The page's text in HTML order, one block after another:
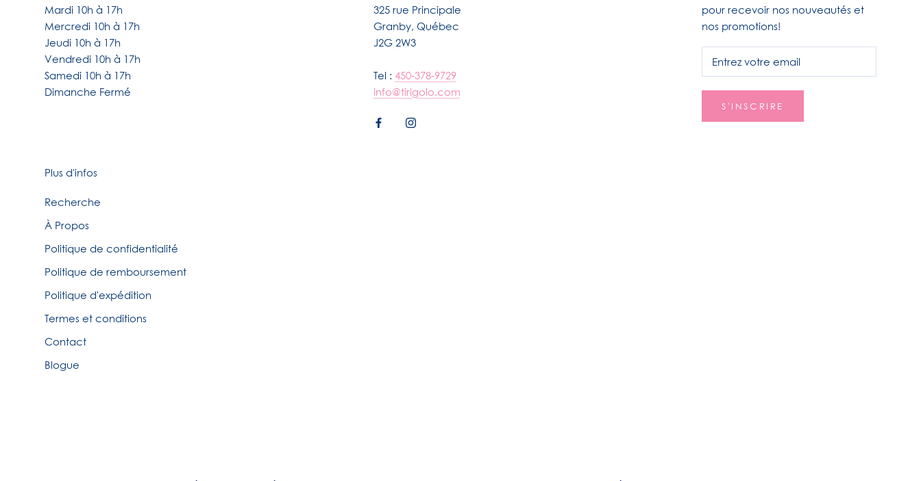
Mardi 10h à 17h
Mercredi 10h à 17h
Jeudi 10h à 17h
Vendredi 10h à 17h
Samedi 10h à 17h
Dimanche Fermé
325 rue Principale
Granby, Québec
J2G 2W3
Tel : 450-378-9729
info@tirigolo.com
pour recevoir nos nouveautés et
nos promotions!
S'INSCRIRE
Plus d'infos
Recherche
À Propos
Politique de confidentialité
Politique de remboursement
Politique d'expédition
Termes et conditions
Contact
Blogue